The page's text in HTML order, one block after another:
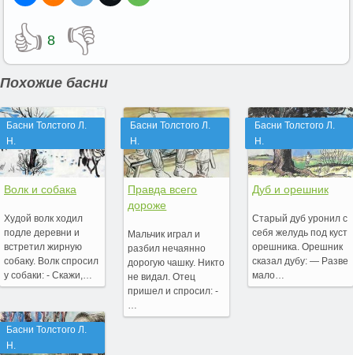
👍 8 👎
Похожие басни
Басни Толстого Л.
Н.
Волк и собака
Худой волк ходил
подле деревни и
встретил жирную
собаку. Волк спросил
у собаки: - Скажи,…
Басни Толстого Л.
Н.
Басни Толстого Л.
Н.
Правда всего
дороже
Мальчик играл и
разбил нечаянно
дорогую чашку. Никто
не видал. Отец
пришел и спросил: -
…
Басни Толстого Л.
Н.
Дуб и орешник
Старый дуб уронил с
себя желудь под куст
орешника. Орешник
сказал дубу: — Разве
мало…